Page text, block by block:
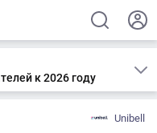
к 2026 году
Unibell